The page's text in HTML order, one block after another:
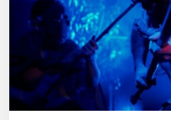
Wiñoy
Tripantü,
KOLLONG
impacta
la